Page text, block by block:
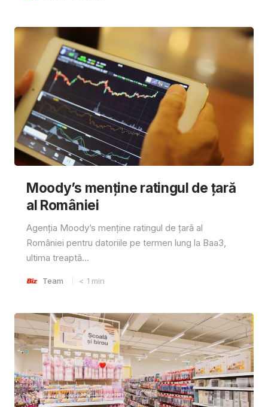
Moody’s menține ratingul de țară
al României
Agenția Moody’s menține ratingul de țară al
României pentru datoriile pe termen lung la Baa3,
ultima treaptă...
Team < 1 min